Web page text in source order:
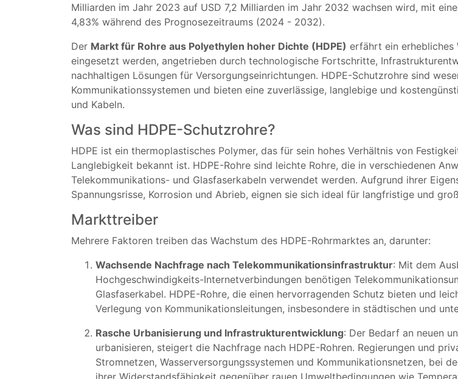
Milliarden im Jahr 2023 auf USD 7,2 Milliarden im Jahr 2032 wachsen wird, mit
4,83% während des Prognosezeitraums (2024 - 2032).
Der Markt für Rohre aus Polyethylen hoher Dichte (HDPE) erfährt ein erhebliches
eingesetzt werden, angetrieben durch technologische Fortschritte,
nachhaltigen Lösungen für Versorgungseinrichtungen. HDPE-Schutzrohre sind
Kommunikationssystemen und bieten eine zuverlässige, langlebige und
und Kabeln.
Was sind HDPE-Schutzrohre?
HDPE ist ein thermoplastisches Polymer, das für sein hohes Verhältnis von
Langlebigkeit bekannt ist. HDPE-Rohre sind leichte Rohre, die in verschiedenen
Telekommunikations- und Glasfaserkabeln verwendet werden. Aufgrund ihrer
Spannungsrisse, Korrosion und Abrieb, eignen sie sich ideal für langfristige und
Markttreiber
Mehrere Faktoren treiben das Wachstum des HDPE-Rohrmarktes an, darunter:
Wachsende Nachfrage nach Telekommunikationsinfrastruktur: Mit dem
Hochgeschwindigkeits-Internetverbindungen benötigen
Glasfaserkabel. HDPE-Rohre, die einen hervorragenden Schutz bieten und
Verlegung von Kommunikationsleitungen, insbesondere in städtischen und
Rasche Urbanisierung und Infrastrukturentwicklung: Der Bedarf an neuen
urbanisieren, steigert die Nachfrage nach HDPE-Rohren. Regierungen und
Stromnetzen, Wasserversorgungssystemen und Kommunikationsnetzen, bei
ihrer Widerstandsfähigkeit gegenüber rauen Umweltbedingungen wie